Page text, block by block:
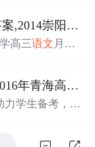
崇阳职校对口升学
高三语文 月考
法辨析等多个青海省单招单考计算机历年真题,2016年青海高职单招
力学生备考，提